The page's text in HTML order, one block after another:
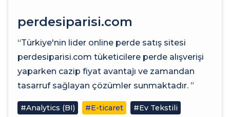
perdesiparisi.com
“Türkiye'nin lider online perde satış sitesi
perdesiparisi.com tüketicilere perde alışverişi
yaparken cazip fiyat avantajı ve zamandan
tasarruf sağlayan çözümler sunmaktadır. ”
#Analytics (BI) #E-ticaret
#Ev Tekstili